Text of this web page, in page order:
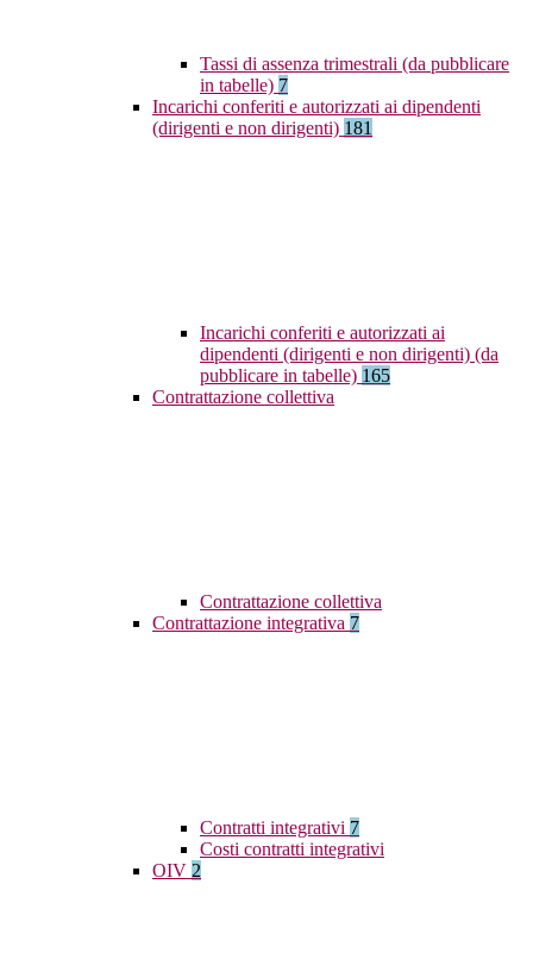
Tassi di assenza trimestrali (da pubblicare
in tabelle) 7
Incarichi conferiti e autorizzati ai dipendenti
(dirigenti e non dirigenti) 181
Incarichi conferiti e autorizzati ai
dipendenti (dirigenti e non dirigenti) (da
pubblicare in tabelle) 165
Contrattazione collettiva
Contrattazione collettiva
Contrattazione integrativa 7
Contratti integrativi 7
Costi contratti integrativi
OIV 2